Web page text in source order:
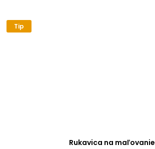
Tip
Rukavica na maľovanie